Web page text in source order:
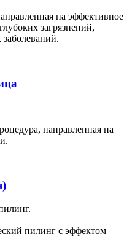
на эффективное
загрязнений,
заболеваний.
направленная на
пилинг с эффектом